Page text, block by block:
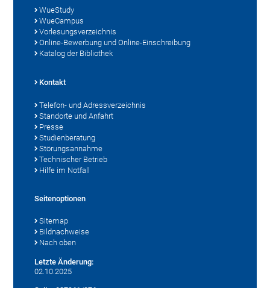
WueStudy
WueCampus
Vorlesungsverzeichnis
Online-Bewerbung und Online-Einschreibung
Katalog der Bibliothek
Kontakt
Telefon- und Adressverzeichnis
Standorte und Anfahrt
Presse
Studienberatung
Störungsannahme
Technischer Betrieb
Hilfe im Notfall
Seitenoptionen
Sitemap
Bildnachweise
Nach oben
Letzte Änderung:
02.10.2025